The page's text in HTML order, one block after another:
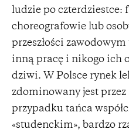
ludzie po czterdziestce:
choreografowie lub
przeszłości
inną pracę i nikogo ich
dziwi. W Polsce rynek
zdominowany jest
przypadku tańca
«studenckim», bardzo